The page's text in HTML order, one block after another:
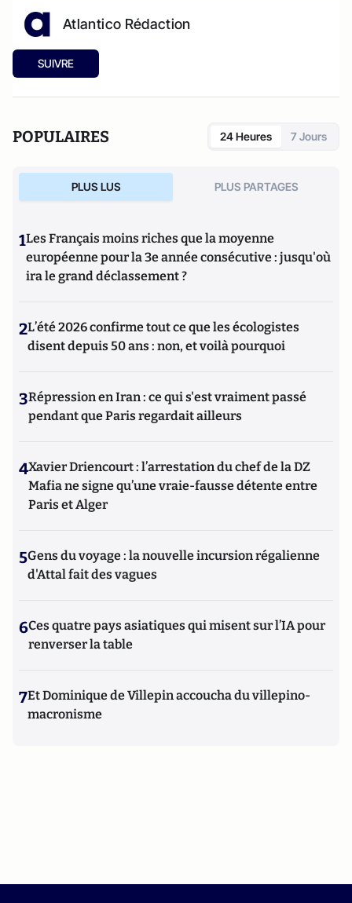
Atlantico Rédaction
SUIVRE
POPULAIRES 24 Heures 7 Jours
PLUS LUS PLUS PARTAGES
1Les Français moins riches que la moyenne
européenne pour la 3e année consécutive : jusqu'où
ira le grand déclassement ?
2L’été 2026 confirme tout ce que les écologistes
disent depuis 50 ans : non, et voilà pourquoi
3Répression en Iran : ce qui s'est vraiment passé
pendant que Paris regardait ailleurs
4Xavier Driencourt : l’arrestation du chef de la DZ
Mafia ne signe qu’une vraie-fausse détente entre
Paris et Alger
5Gens du voyage : la nouvelle incursion régalienne
d'Attal fait des vagues
6Ces quatre pays asiatiques qui misent sur l’IA pour
renverser la table
7Et Dominique de Villepin accoucha du villepino-
macronisme